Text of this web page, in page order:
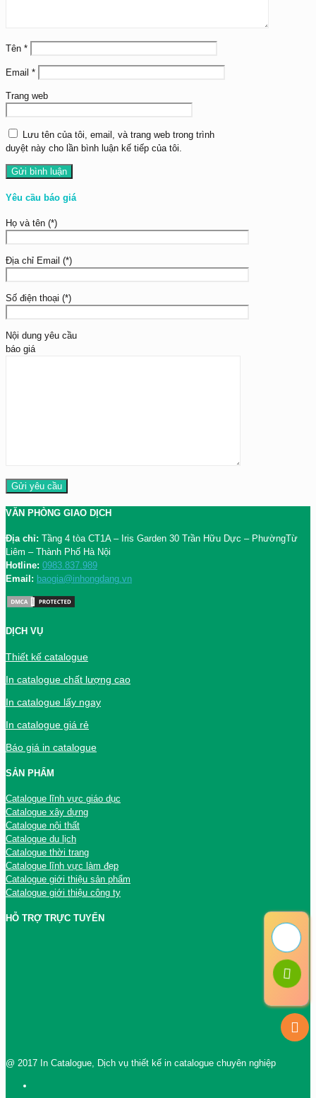
Tên *
Email *
Trang web
Lưu tên của tôi, email, và trang web trong trình
duyệt này cho lần bình luận kế tiếp của tôi.
Yêu cầu báo giá
Họ và tên (*)
Địa chỉ Email (*)
Số điện thoại (*)
Nội dung yêu cầu
báo giá
VĂN PHÒNG GIAO DỊCH
Địa chỉ: Tầng 4 tòa CT1A – Iris Garden 30 Trần Hữu Dực – PhườngTừ
Liêm – Thành Phố Hà Nội
Hotline: 0983.837.989
Email: baogia@inhongdang.vn
DỊCH VỤ
Thiết kế catalogue
In catalogue chất lượng cao
In catalogue lấy ngay
In catalogue giá rẻ
Báo giá in catalogue
SẢN PHẨM
Catalogue lĩnh vực giáo dục
Catalogue xây dựng
Catalogue nội thất
Catalogue du lịch
Catalogue thời trang
Catalogue lĩnh vực làm đẹp
Catalogue giới thiệu sản phẩm
Catalogue giới thiệu công ty
HỖ TRỢ TRỰC TUYẾN
@ 2017 In Catalogue, Dịch vụ thiết kế in catalogue chuyên nghiệp